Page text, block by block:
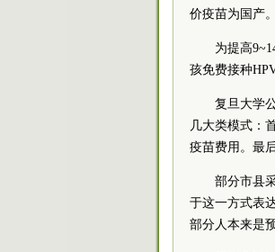
价疫苗为国产。
为提高
孩免费接种
复旦大学
几大类模式：
疫苗费用。最
部分市县
于这一方式表
部分人本来是